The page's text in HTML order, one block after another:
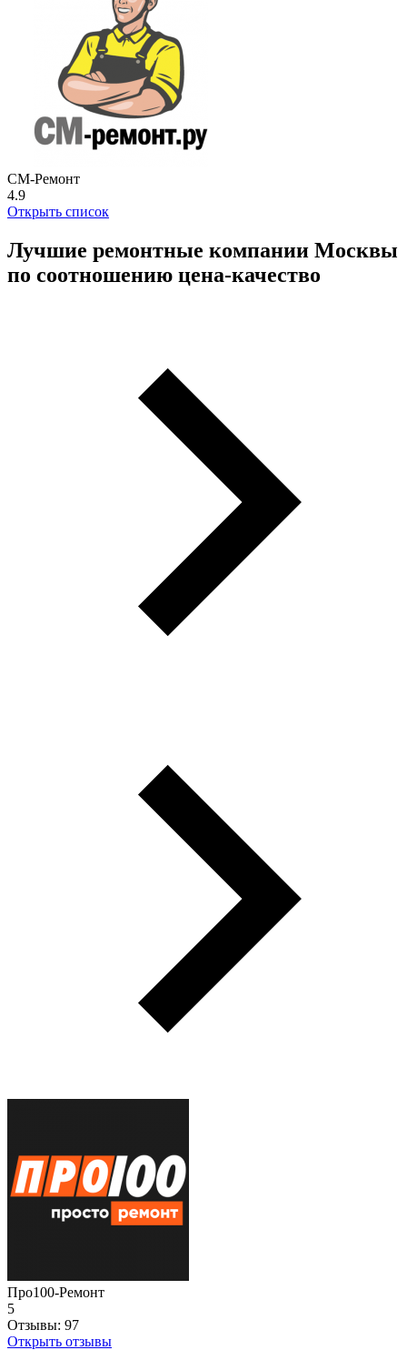
СМ-Ремонт
4.9
Открыть список
Лучшие ремонтные компании Москвы
по соотношению цена-качество
Про100-Ремонт
5
Отзывы: 97
Открыть отзывы